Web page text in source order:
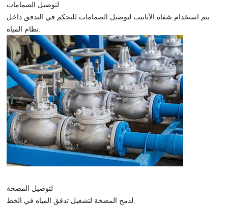
لتوصيل الصمامات
يتم استخدام شفاه الأنابيب لتوصيل الصمامات للتحكم في التدفق داخل
نظام المياه.
لتوصيل المضخة
لدمج المضخة لتشغيل تدفق المياه في الخط.